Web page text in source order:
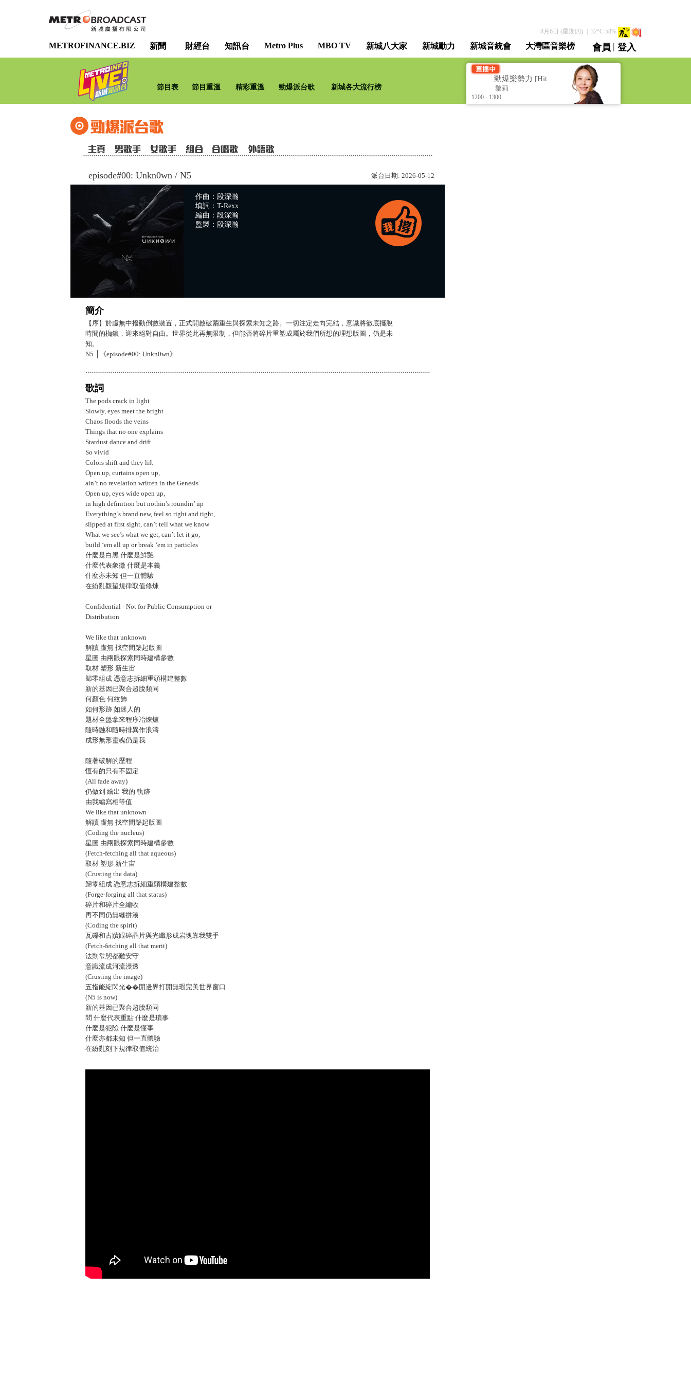
8月6日 (星期四)｜ 32°C 58%
METROFINANCE.BIZ 新聞 財經台 知訊台 Metro Plus MBO TV 新城八大家 新城動力 新城音統會 大灣區音樂榜 會員 | 登入
直播 / 重溫
節目表 節目重溫 精彩重溫 勁爆派台歌 新城各大流行榜
勁爆樂勢力 [Hit Power]
黎莉
1200 - 1300
episode#00: Unkn0wn / N5 派台日期: 2026-05-12
作曲：段深瀚
填詞：T-Rexx
編曲：段深瀚
監製：段深瀚
簡介
【序】於虛無中撥動倒數裝置，正式開啟破繭重生與探索未知之路。一切注定走向完結，意識將徹底擺脫
時間的枷鎖，迎來絕對自由。世界從此再無限制，但能否將碎片重塑成屬於我們所想的理想版圖，仍是未
知。
N5 │《episode#00: Unkn0wn》
歌詞
The pods crack in light
Slowly, eyes meet the bright
Chaos floods the veins
Things that no one explains
Stardust dance and drift
So vivid
Colors shift and they lift
Open up, curtains open up,
ain’t no revelation written in the Genesis
Open up, eyes wide open up,
in high definition but nothin’s roundin’ up
Everything’s brand new, feel so right and tight,
slipped at first sight, can’t tell what we know
What we see’s what we get, can’t let it go,
build ‘em all up or break ‘em in particles
什麼是白黑 什麼是鮮艷
什麼代表象徵 什麼是本義
什麼亦未知 但一直體驗
在紛亂觀望規律取值修煉
Confidential - Not for Public Consumption or
Distribution
We like that unknown
解讀 虛無 找空間築起版圖
星圖 由兩眼探索同時建構參數
取材 塑形 新生宙
歸零組成 憑意志拆細重頭構建整數
新的基因已聚合超脫類同
何顏色 何紋飾
如何形跡 如迷人的
題材全盤拿來程序冶煉爐
隨時融和隨時排異作浪濤
成形無形靈魂仍是我
隨著破解的歷程
恆有的只有不固定
(All fade away)
仍做到 繪出 我的 軌跡
由我編寫相等值
We like that unknown
解讀 虛無 找空間築起版圖
(Coding the nucleus)
星圖 由兩眼探索同時建構參數
(Fetch-fetching all that aqueous)
取材 塑形 新生宙
(Crusting the data)
歸零組成 憑意志拆細重頭構建整數
(Forge-forging all that status)
碎片和碎片全編收
再不同仍無縫拼湊
(Coding the spirit)
瓦礫和古蹟跟碎晶片與光纖形成岩塊靠我雙手
(Fetch-fetching all that merit)
法則常態都難安守
意識流成河流浸透
(Crusting the image)
五指能綻閃光��開邊界打開無瑕完美世界窗口
(N5 is now)
新的基因已聚合超脫類同
問 什麼代表重點 什麼是瑣事
什麼是犯險 什麼是懂事
什麼亦都未知 但一直體驗
在紛亂刻下規律取值統治